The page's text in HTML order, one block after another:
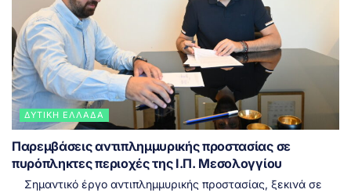
ΔΥΤΙΚΉ ΕΛΛΆΔΑ
Παρεμβάσεις αντιπλημμυρικής προστασίας σε
πυρόπληκτες περιοχές της Ι.Π. Μεσολογγίου
Σημαντικό έργο αντιπλημμυρικής προστασίας, ξεκινά σε